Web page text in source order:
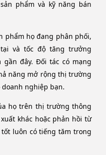
phẩm và kỹ năng bán
phẩm họ đang phân phối,
và tốc độ tăng trưởng
đây. Đối tác có mạng
năng mở rộng thị trường
nghiệp bạn.
họ trên thị trường thông
khác hoặc phản hồi từ
luôn có tiếng tăm trong